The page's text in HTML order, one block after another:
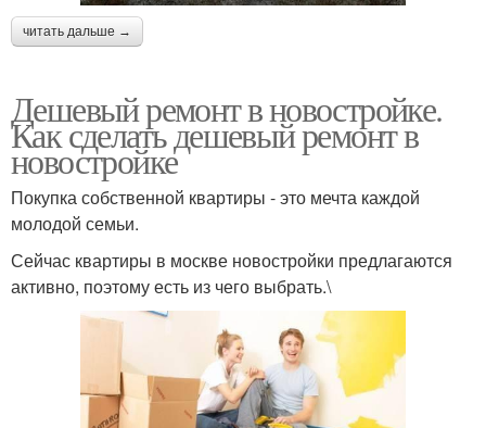
читать дальше →
Дешевый ремонт в новостройке.
Как сделать дешевый ремонт в
новостройке
Покупка собственной квартиры - это мечта каждой
молодой семьи.
Сейчас квартиры в москве новостройки предлагаются
активно, поэтому есть из чего выбрать.\